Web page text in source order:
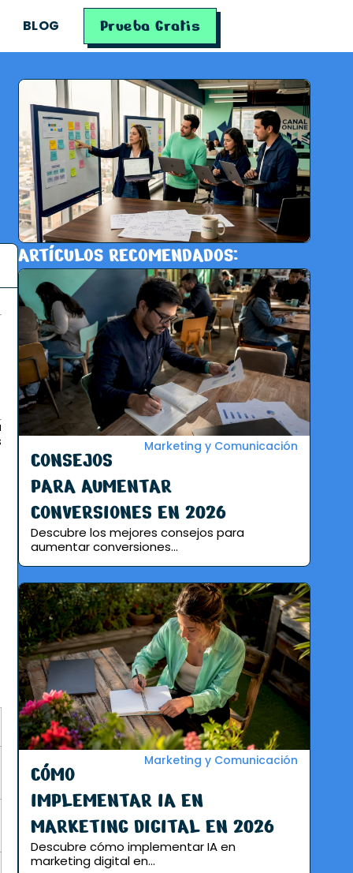
BLOG Prueba Gratis
ARTÍCULOS RECOMENDADOS:
Marketing y Comunicación
CONSEJOS
PARA AUMENTAR
CONVERSIONES EN 2026
Descubre los mejores consejos para
aumentar conversiones...
Marketing y Comunicación
CÓMO
IMPLEMENTAR IA EN
MARKETING DIGITAL EN 2026
Descubre cómo implementar IA en
marketing digital en...